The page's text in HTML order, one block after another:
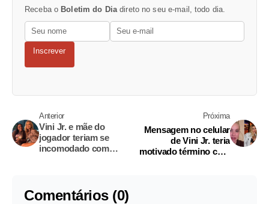
Receba o Boletim do Diadireto no seu e-mail, todo dia.
Inscrever
Anterior
Vini Jr. e mãe do
jogador teriam se
incomodado com
Próxima
Mensagem no celular
de Vini Jr. teria
motivado término com
Comentários (0)